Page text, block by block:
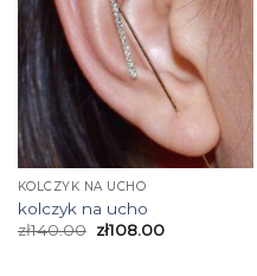
KOLCZYK NA UCHO
kolczyk na ucho
zł140.00 zł108.00